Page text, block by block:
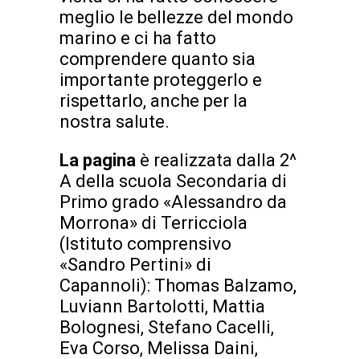
meglio le bellezze del mondo
marino e ci ha fatto
comprendere quanto sia
importante proteggerlo e
rispettarlo, anche per la
nostra salute.
La pagina è realizzata dalla 2^
A della scuola Secondaria di
Primo grado «Alessandro da
Morrona» di Terricciola
(Istituto comprensivo
«Sandro Pertini» di
Capannoli): Thomas Balzamo,
Luviann Bartolotti, Mattia
Bolognesi, Stefano Cacelli,
Eva Corso, Melissa Daini,